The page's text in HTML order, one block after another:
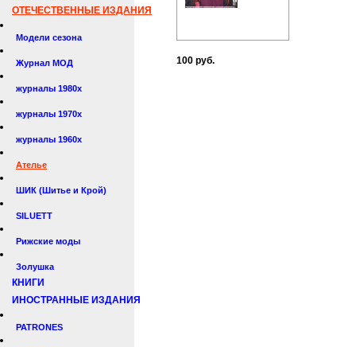
ОТЕЧЕСТВЕННЫЕ ИЗДАНИЯ
Модели сезона
Журнал МОД
журналы 1980х
журналы 1970х
журналы 1960х
Ателье
ШИК (Шитье и Крой)
SILUETT
Рижские моды
Золушка
КНИГИ
ИНОСТРАННЫЕ ИЗДАНИЯ
PATRONES
100 руб.